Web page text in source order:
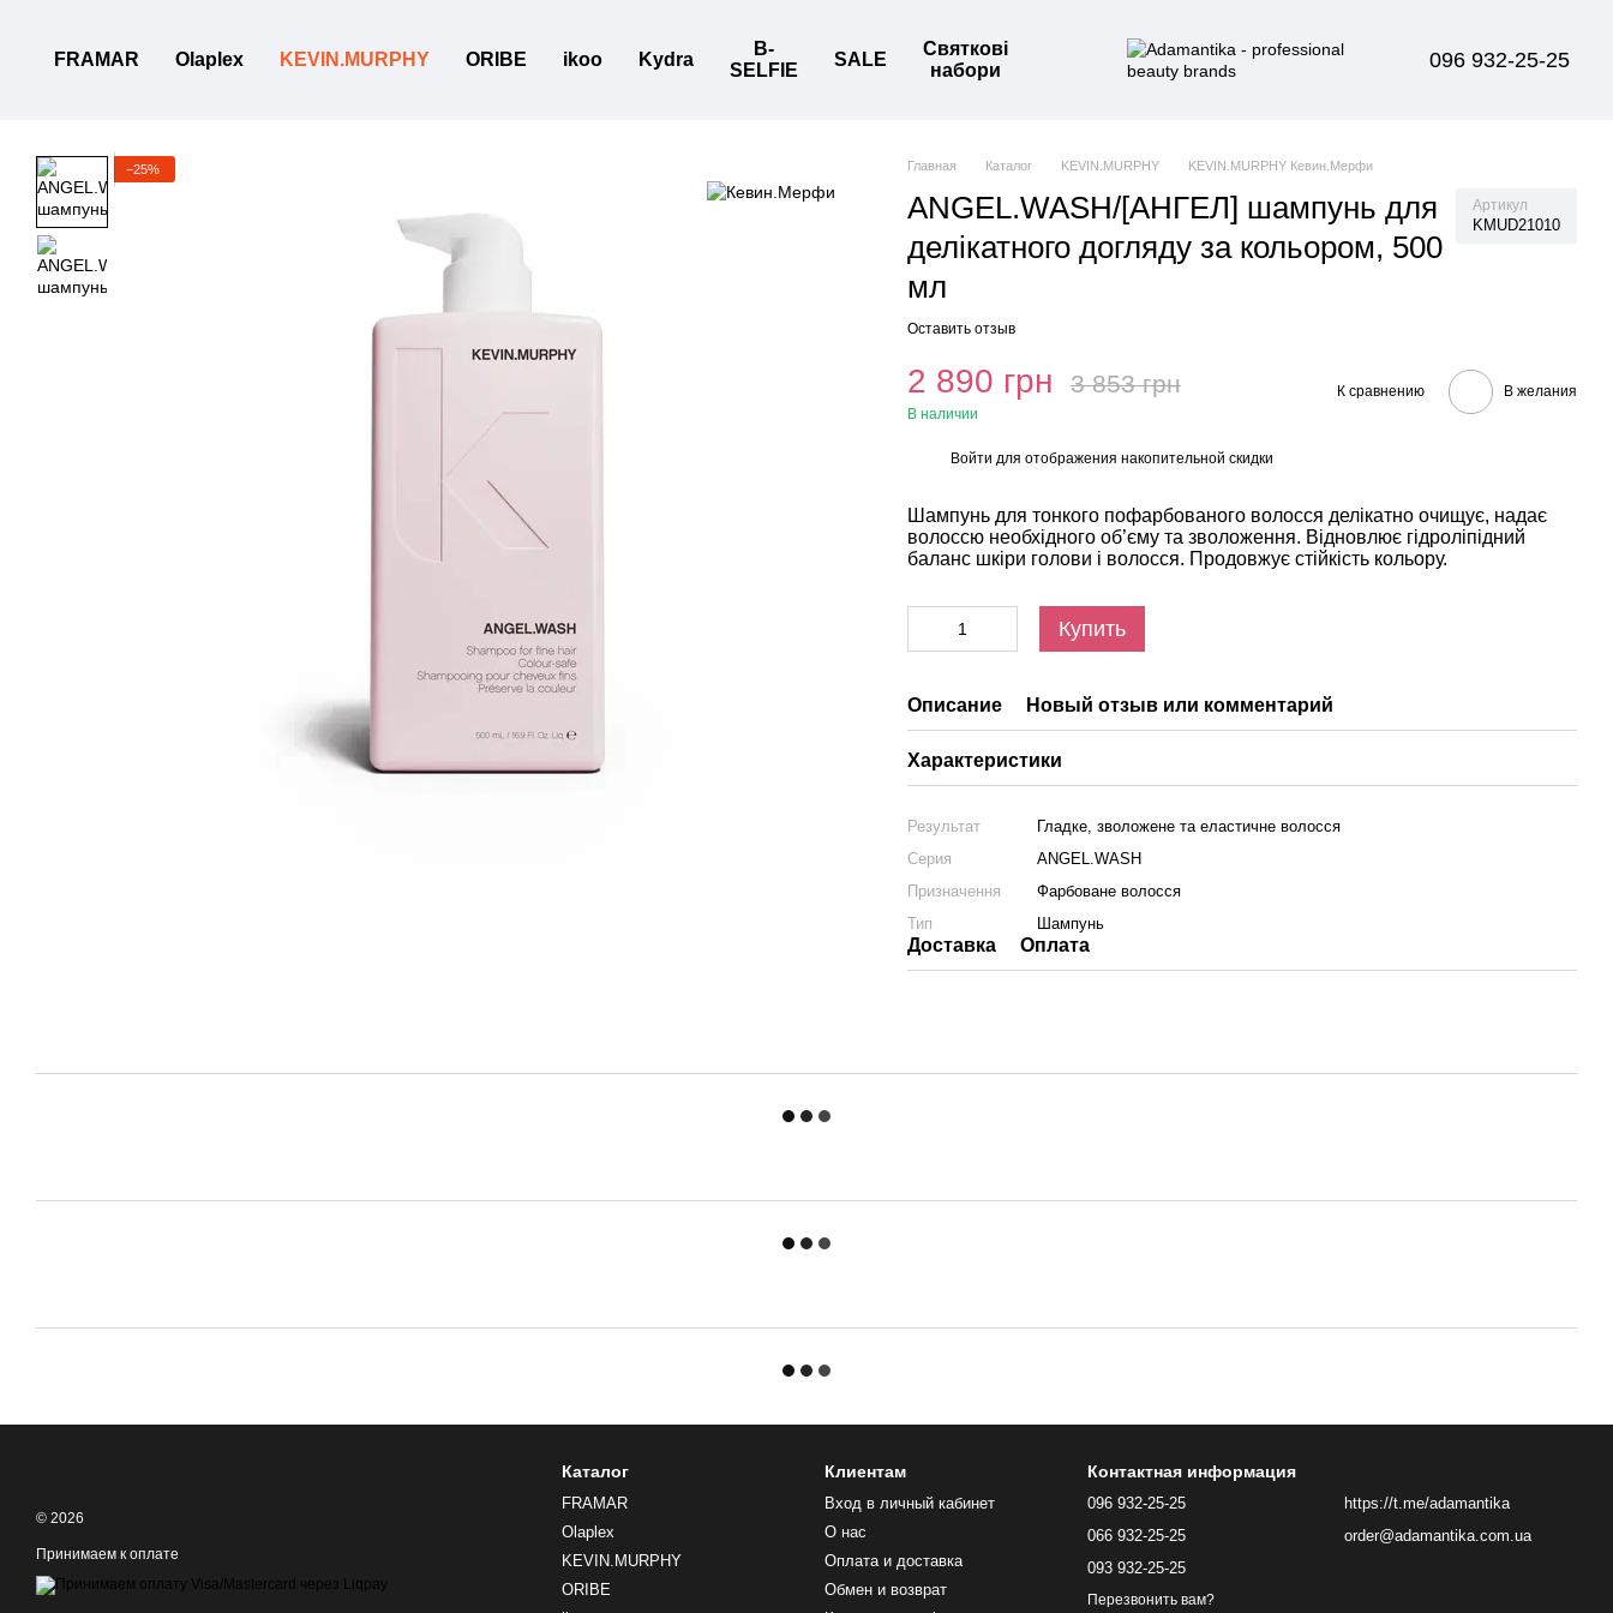
FRAMAR Olaplex KEVIN.MURPHY ORIBE ikoo Kydra
B-
SELFIE
SALE
Святкові
набори
096 932-25-25
−25% Главная Каталог KEVIN.MURPHY KEVIN.MURPHY Кевин.Мерфи
ANGEL.WASH/[АНГЕЛ] шампунь для
делікатного догляду за кольором, 500
мл
Артикул
KMUD21010
Оставить отзыв
2 890 грн 3 853 грн
В наличии
К сравнению В желания
Войти для отображения накопительной скидки
Шампунь для тонкого пофарбованого волосся делікатно очищує, надає
волоссю необхідного об’єму та зволоження. Відновлює гідроліпідний
баланс шкіри голови і волосся. Продовжує стійкість кольору.
Купить
Описание Новый отзыв или комментарий
Характеристики
Результат
Гладке, зволожене та еластичне волосся
Серия
ANGEL.WASH
Призначення
Фарбоване волосся
Тип
Шампунь
Доставка Оплата
© 2026
Принимаем к оплате
Каталог
FRAMAR
Olaplex
KEVIN.MURPHY
ORIBE
Клиентам
Вход в личный кабинет
О нас
Оплата и доставка
Обмен и возврат
Контактная информация
096 932-25-25
066 932-25-25
093 932-25-25
Перезвонить вам?
https://t.me/adamantika
order@adamantika.com.ua